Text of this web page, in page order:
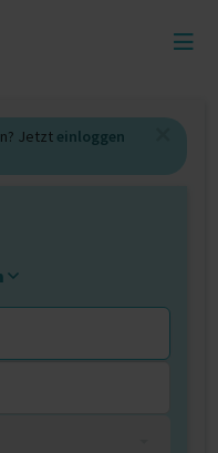
Jetzt einloggen